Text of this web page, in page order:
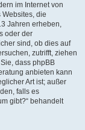
im Internet von
Websites, die
Jahren erheben,
oder der
sind, ob dies auf
zutrifft, ziehen
dass phpBB
anbieten kann
Art ist; außer
falls es
gibt?“ behandelt